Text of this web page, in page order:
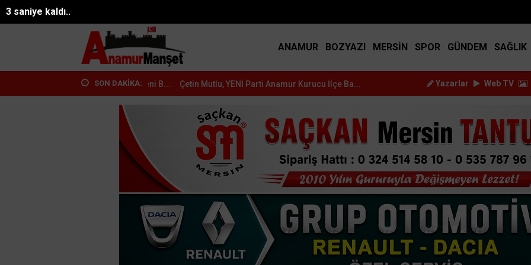
2 saniye kaldı..
ANAMUR BOZYAZI MERSİN SPOR GÜNDEM SAĞLIK
SON DAKİKA:
Parti ile Anamur'da Yeni B... Çetin Mutlu, YENİ Parti Anamur Kurucu İlçe Ba... Durmuş Deniz Sağlık Mahallesi'nde Vatandaşlar...
Yazarlar Web TV